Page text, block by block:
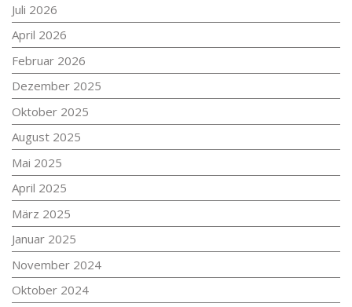
Juli 2026
April 2026
Februar 2026
Dezember 2025
Oktober 2025
August 2025
Mai 2025
April 2025
März 2025
Januar 2025
November 2024
Oktober 2024